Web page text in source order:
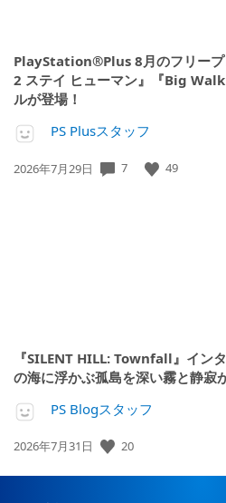
PlayStation®Plus 8月のフリープ
2 ステイ ヒューマン』『Big
ルが登場！
PS Plusスタッフ
公
2026年7月29日 7 49
『SILENT HILL: Townfall』イン
の海に浮かぶ孤島を深い霧と静寂
PS Blogスタッフ
公
日:
2026年7月31日 20